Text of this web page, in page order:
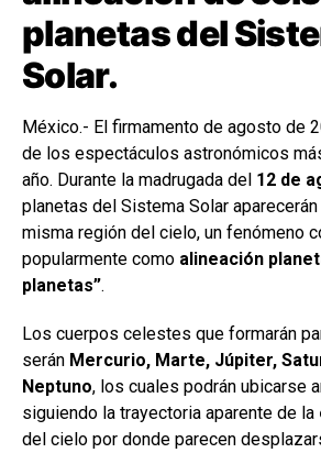
planetas del
Solar.
México.- El firmamento de agosto de
de los espectáculos astronómicos
año. Durante la madrugada del 12 de
planetas del Sistema Solar
misma región del cielo, un fenómeno
popularmente como alineación
planetas”.
Los cuerpos celestes que formarán
serán Mercurio, Marte, Júpiter,
Neptuno, los cuales podrán ubicarse
siguiendo la trayectoria aparente de la
del cielo por donde parecen